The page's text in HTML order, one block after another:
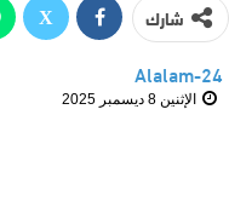
شارك
Alalam-24
الإثنين 8 ديسمبر 2025